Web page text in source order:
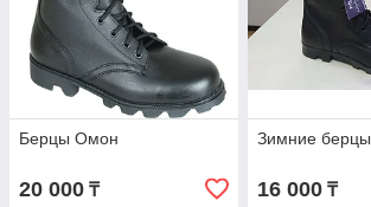
Берцы Омон
20 000 ₸
Зимние берцы
16 000₸